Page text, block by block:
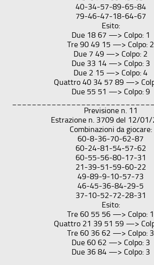
40-34-57-89-65-84
79-46-47-18-64-67
Esito:
Due 18 67 —> Colpo: 1
Tre 90 49 15 —> Colpo: 2
Due 7 49 —> Colpo: 2
Due 33 14 —> Colpo: 3
Due 2 15 —> Colpo: 4
Quattro 40 34 57 89 —>
Due 55 51 —> Colpo: 9
Previsione n. 11
Estrazione n. 3709 del 12/
Combinazioni da giocare:
60-8-36-70-62-87
60-24-81-54-57-62
60-55-56-80-17-31
21-39-51-59-60-22
49-89-9-10-57-73
46-45-36-84-29-5
37-10-52-72-28-31
Esito:
Tre 60 55 56 —> Colpo: 1
Quattro 21 39 51 59 —>
Tre 60 36 62 —> Colpo: 3
Due 60 62 —> Colpo: 3
Due 36 84 —> Colpo: 3